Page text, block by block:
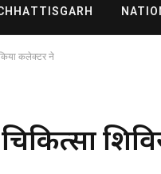
कलेक्टर ने